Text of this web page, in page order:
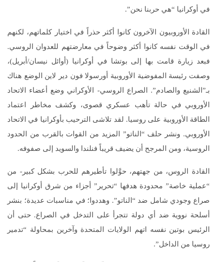
في أوكرانيا “هي حربنا نحن”.
القادة الأوروبيون الآخرون كانوا أكثر حذراً في اختيار كلماتهم، لكنهم
في الوقت نفسه كانوا أكثر وضوحاً في معارضتهم للعدوان الروسي.
فبعد زيارة قامت بها إلى بوتشا في أوكرانيا (أوائل نيسان/أبريل)،
وصفت رئيسة المفوضية الأوروبية أورسولا فون دير لاين الوضع هناك
بـ”الشنيع والصادم”. الصراع الروسي- الأوكراني وضع أعضاء الاتحاد
الأوروبي في حالة تأهب عسكري قصوى، وكشف مخاطر اعتماد
الطاقة الأوروبية على روسيا. لقد تلاشى الترحيب بأوكرانيا في الاتحاد
الأوروبي. ونشر حلف “الناتو” المزيد من القوات بالقرب من الحدود
الروسية، ومن المرجح أن يضيف قريباً فنلندا والسويد إلى صفوفه.
القادة الروس، من جهتهم، حوَّلوا تأطيرهم للحرب بشكل كبير- من
“عملية خاصة” محدودة هدفها “تحرير” أجزاء من شرق أوكرانيا إلى
صراع وجودي شامل ضد “الناتو”. وهددوا؛ في مناسبات عديدة؛ بنشر
أسلحة نووية ضد أي دولة تتجرأ على التدخل في الصراع. حتى أن
الرئيس بوتين نفسه اتهم الولايات المتحدة وآخرين بمحاولة “تدمير
روسيا من الداخل”.